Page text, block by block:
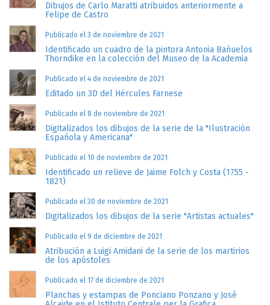
Dibujos de Carlo Maratti atribuidos anteriormente a
Felipe de Castro
Publicado el 3 de noviembre de 2021
Identificado un cuadro de la pintora Antonia Bañuelos
Thorndike en la colección del Museo de la Academia
Publicado el 4 de noviembre de 2021
Editado un 3D del Hércules Farnese
Publicado el 8 de noviembre de 2021
Digitalizados los dibujos de la serie de la "Ilustración
Española y Americana"
Publicado el 10 de noviembre de 2021
Identificado un relieve de Jaime Folch y Costa (1755 -
1821)
Publicado el 30 de noviembre de 2021
Digitalizados los dibujos de la serie "Artistas actuales"
Publicado el 9 de diciembre de 2021
Atribución a Luigi Amidani de la serie de los martirios
de los apóstoles
Publicado el 17 de diciembre de 2021
Planchas y estampas de Ponciano Ponzano y José